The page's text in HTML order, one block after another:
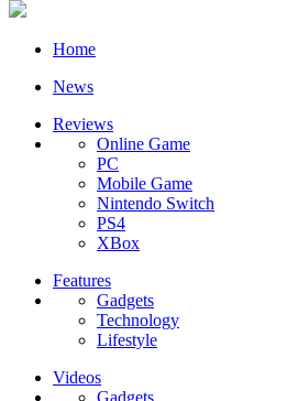
Home
News
Reviews
Online Game
PC
Mobile Game
Nintendo Switch
PS4
XBox
Features
Gadgets
Technology
Lifestyle
Videos